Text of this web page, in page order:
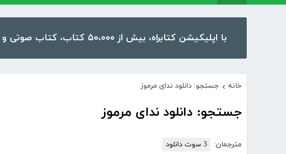
با اپلیکیشن کتابراه، بیش از ۵۰،۰۰۰ کتاب، کتاب صوتی و رمان را در موبایل و تبلت خود داشته باشید!
خانه › جستجو: دانلود ندای مرموز
جستجو: دانلود ندای مرموز
مترجمان: 3 سوت دانلود